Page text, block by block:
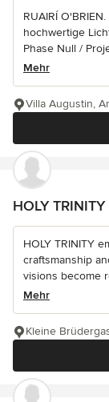
RUAIRÍ
hochwertige
Phase Null /
Mehr
Villa Augustin,
HOLY
HOLY TRINITY
craftsmanship
visions become
Mehr
Kleine